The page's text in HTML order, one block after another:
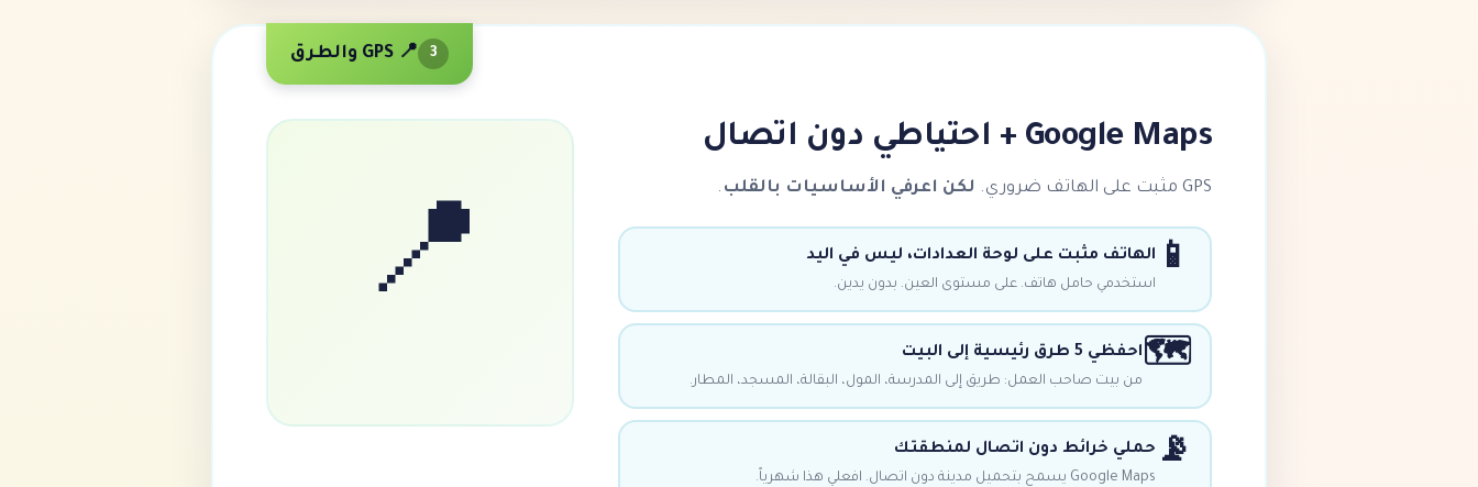
3 📍 GPS والطرق
Google Maps + احتياطي دون اتصال
GPS مثبت على الهاتف ضروري. لكن اعرفي الأساسيات بالقلب .
📱 الهاتف مثبت على لوحة العدادات، ليس في اليد
استخدمي حامل هاتف. على مستوى العين. بدون يدين.
🗺️احفظي 5 طرق رئيسية إلى البيت
من بيت صاحب العمل: طريق إلى المدرسة، المول، البقالة، المسجد، المطار.
📡 حملي خرائط دون اتصال لمنطقتك
Google Maps يسمح بتحميل مدينة دون اتصال. افعلي هذا شهرياً.
📍